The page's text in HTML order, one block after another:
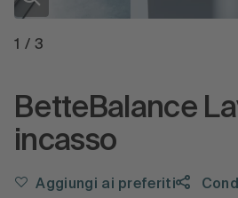
1 /3
BetteBalance
incasso
Aggiungi ai preferiti